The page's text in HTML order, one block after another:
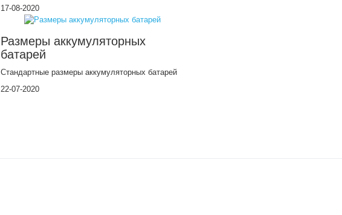
17-08-2020
Размеры аккумуляторных
батарей
Стандартные размеры аккумуляторных батарей
22-07-2020